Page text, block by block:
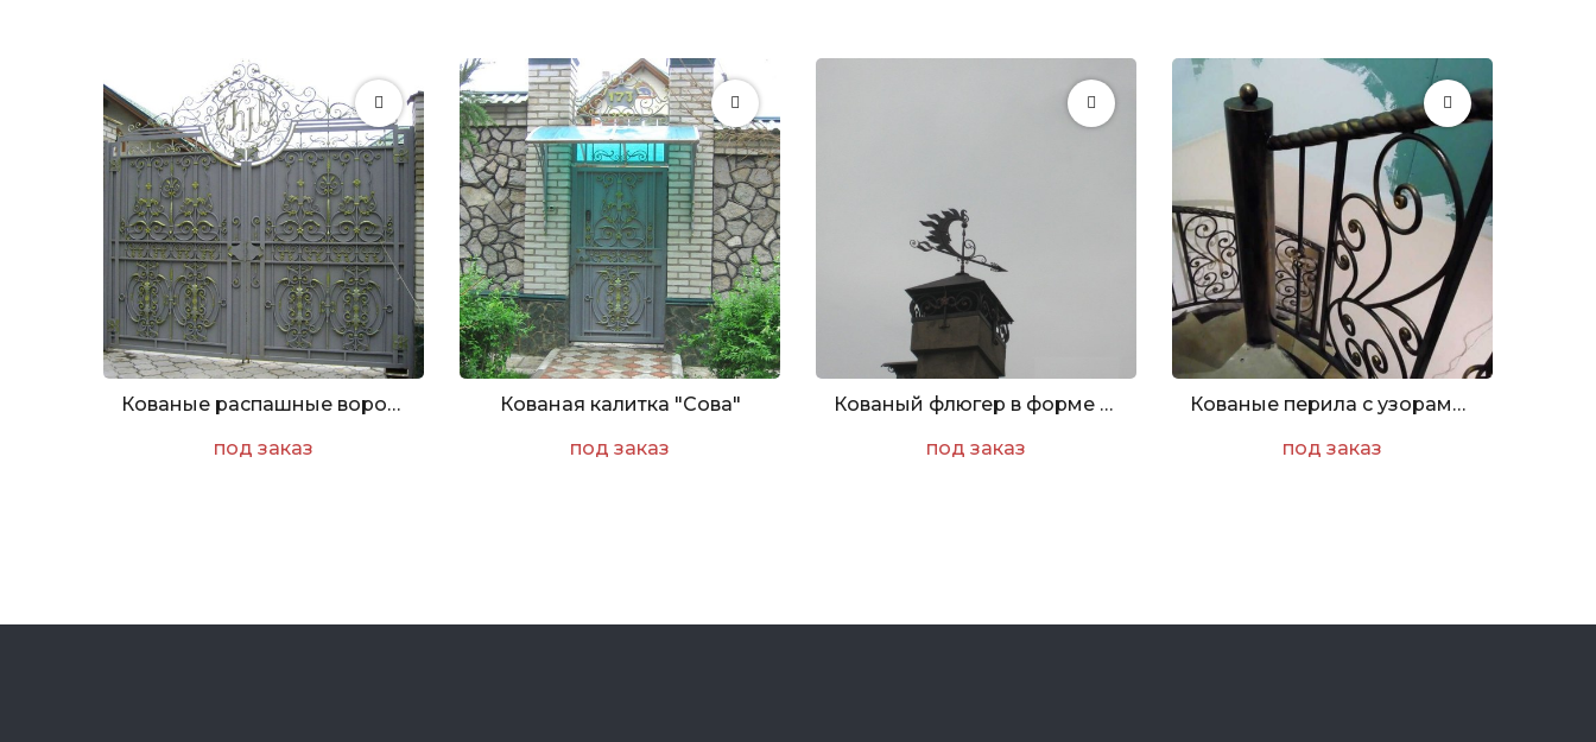
Кованые распашные ворота с вензелем
под заказ
Кованая калитка "Сова"
под заказ
Кованый флюгер в форме полумесяца
под заказ
Кованые перила с узорами и крученным поручнем
под заказ